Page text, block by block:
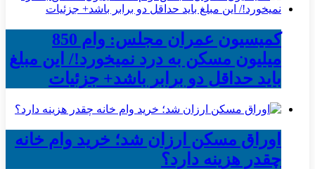
کمیسیون عمران مجلس: وام 850
میلیون مسکن به درد نمیخورد!/ این مبلغ
باید حداقل دو برابر باشد+ جزئیات
اوراق مسکن ارزان شد؛ خرید وام خانه
چقدر هزینه دارد؟